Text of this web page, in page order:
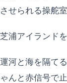
させられる操舵
芝浦アイランド
運河と海を隔て
ゃんと赤信号で